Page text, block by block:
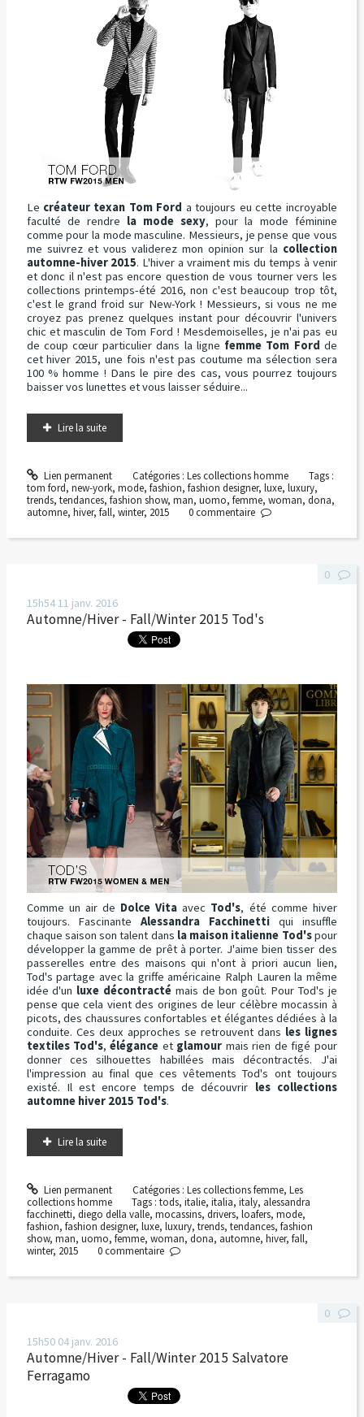
Le créateur texan Tom Ford a toujours eu cette incroyable
faculté de rendre la mode sexy, pour la mode féminine
comme pour la mode masculine. Messieurs, je pense que vous
me suivrez et vous validerez mon opinion sur la collection
automne-hiver 2015. L'hiver a vraiment mis du temps à venir
et donc il n'est pas encore question de vous tourner vers les
collections printemps-été 2016, non c'est beaucoup trop tôt,
c'est le grand froid sur New-York ! Messieurs, si vous ne me
croyez pas prenez quelques instant pour découvrir l'univers
chic et masculin de Tom Ford ! Mesdemoiselles, je n'ai pas eu
de coup cœur particulier dans la ligne femme Tom Ford de
cet hiver 2015, une fois n'est pas coutume ma sélection sera
100 % homme ! Dans le pire des cas, vous pourrez toujours
baisser vos lunettes et vous laisser séduire...
Lire la suite
Lien permanent Catégories : Les collections homme
Tags :
tom ford, new-york, mode, fashion, fashion designer, luxe, luxury,
trends, tendances, fashion show, man, uomo, femme, woman, dona,
automne, hiver, fall, winter, 2015 0commentaire
15h5411 janv. 2016
Automne/Hiver - Fall/Winter 2015 Tod's
Comme un air de Dolce Vita avec Tod's, été comme hiver
toujours. FascinanteAlessandra Facchinetti qui insuffle
chaque saison son talent dans la maison italienne Tod'spour
développer la gamme de prêt à porter. J'aime bien tisser des
passerelles entre des maisons qui n'ont à priori aucun lien,
Tod's partage avec la griffe américaine Ralph Lauren la même
idée d'un luxe décontractémais de bon goût. Pour Tod's je
pense que cela vient des origines de leur célèbre mocassin à
picots, des chaussures confortables et élégantes dédiées à la
conduite. Ces deux approches se retrouvent dans les lignes
textiles Tod's,élégance et glamour mais rien de figé pour
donner ces silhouettes habillées mais décontractés. J'ai
l'impression au final que ces vêtements Tod's ont toujours
existé. Il est encore temps de découvrir les collections
automne hiver 2015 Tod's.
Lire la suite
Lien permanent Catégories : Les collections femme, Les
collections homme
Tags :tods,italie,italia,italy, alessandra
facchinetti, diego della valle, mocassins, drivers, loafers, mode,
fashion, fashion designer, luxe, luxury, trends, tendances, fashion
show, man, uomo, femme, woman, dona, automne, hiver, fall,
winter, 2015
0
0commentaire
15h50 04 janv. 2016
Automne/Hiver - Fall/Winter 2015 Salvatore
Ferragamo
0